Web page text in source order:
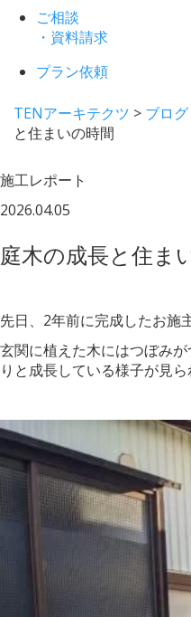
ご相談
・資料請求
プラン依頼
TENアーキテクツ > ブログ
と住まいの時間
施工レポート
2026.04.05
庭木の成長と住ま
先日、2年前に完成したお施
玄関に植えた木にはつぼみ
りと成長している様子が見ら